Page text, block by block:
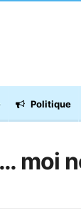
Politique
moi